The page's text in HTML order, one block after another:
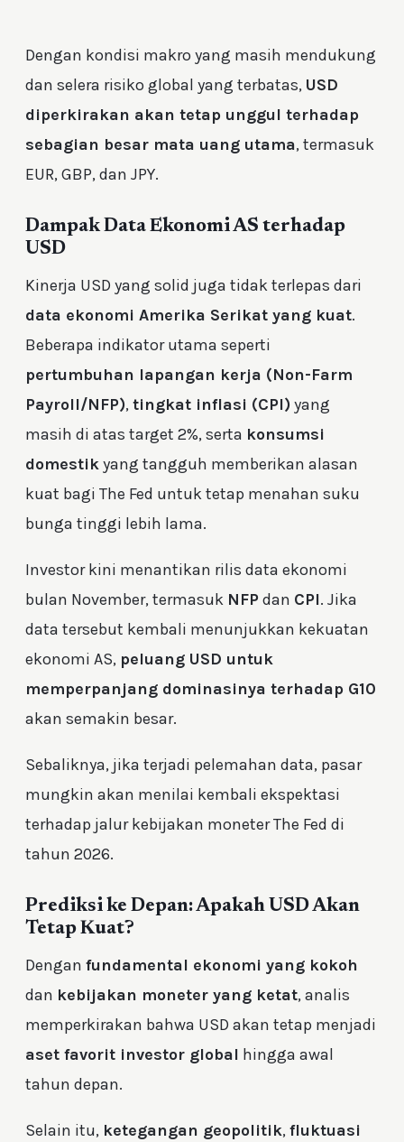
Dengan kondisi makro yang masih mendukung
dan selera risiko global yang terbatas, USD
diperkirakan akan tetap unggul terhadap
sebagian besar mata uang utama, termasuk
EUR, GBP, dan JPY.
Dampak Data Ekonomi AS terhadap
USD
Kinerja USD yang solid juga tidak terlepas dari
data ekonomi Amerika Serikat yang kuat.
Beberapa indikator utama seperti
pertumbuhan lapangan kerja (Non-Farm
Payroll/NFP),tingkat inflasi (CPI)yang
masih di atas target 2%, serta konsumsi
domestikyang tangguh memberikan alasan
kuat bagi The Fed untuk tetap menahan suku
bunga tinggi lebih lama.
Investor kini menantikan rilis data ekonomi
bulan November, termasuk NFP dan CPI. Jika
data tersebut kembali menunjukkan kekuatan
ekonomi AS, peluang USD untuk
memperpanjang dominasinya terhadap G10
akan semakin besar.
Sebaliknya, jika terjadi pelemahan data, pasar
mungkin akan menilai kembali ekspektasi
terhadap jalur kebijakan moneter The Fed di
tahun 2026.
Prediksi ke Depan: Apakah USD Akan
Tetap Kuat?
Dengan fundamental ekonomi yang kokoh
dan kebijakan moneter yang ketat, analis
memperkirakan bahwa USD akan tetap menjadi
aset favorit investor global hingga awal
tahun depan.
Selain itu, ketegangan geopolitik,fluktuasi